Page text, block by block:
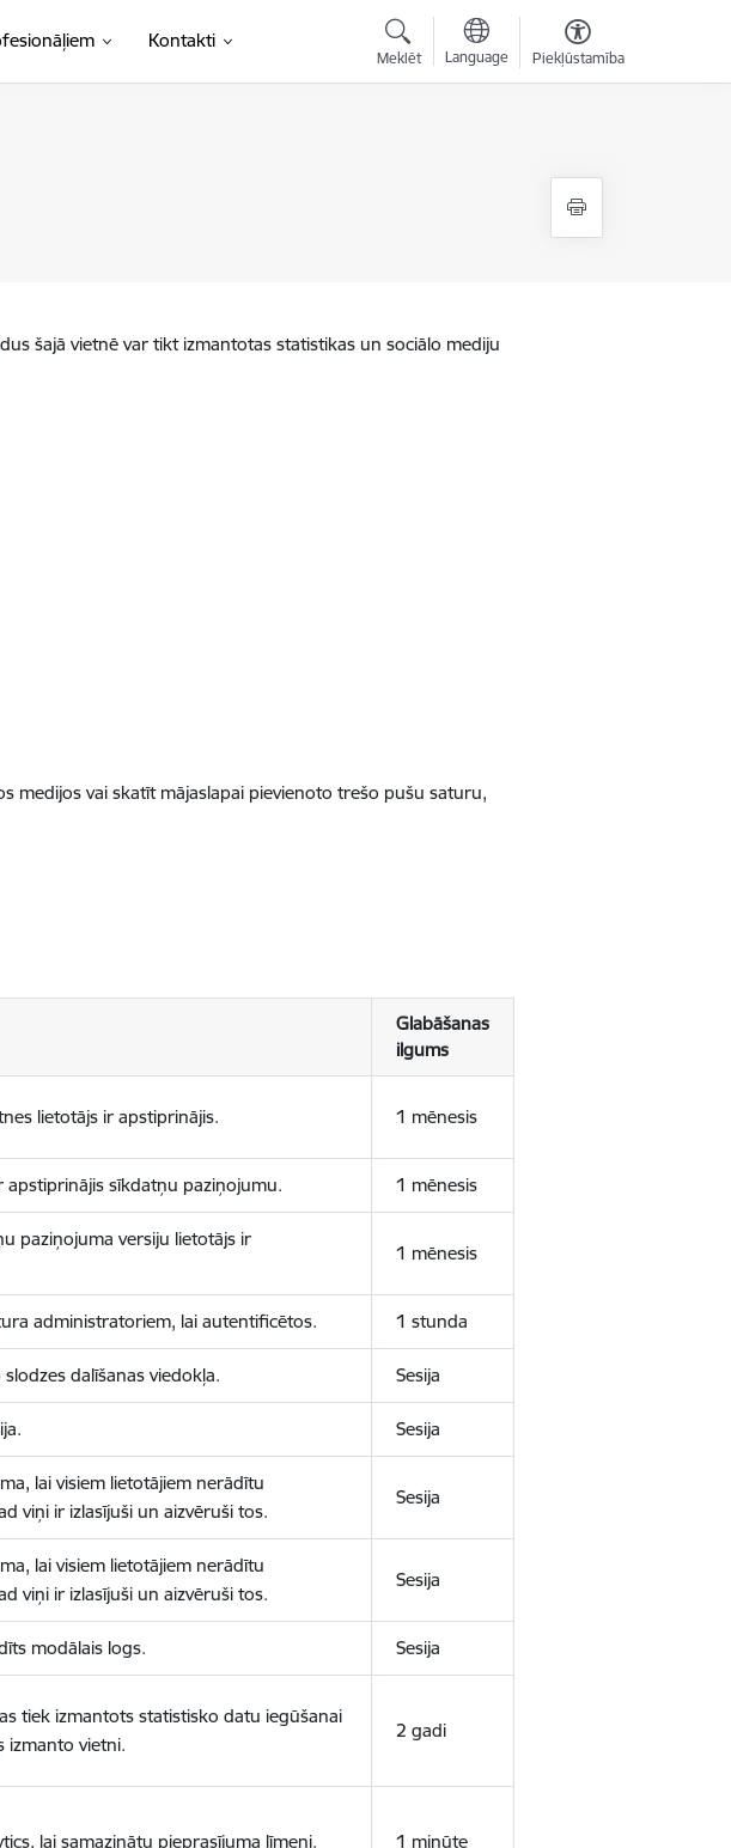
Kontakti
Meklēt Language Piekļūstamība
šajā vietnē var tikt izmantotas statistikas un sociālo mediju
medijos vai skatīt mājaslapai pievienoto trešo pušu saturu,
Glabāšanas
ilgums
lietotājs ir apstiprinājis. 1 mēnesis
apstiprinājis sīkdatņu paziņojumu. 1 mēnesis
paziņojuma versiju lietotājs ir
1 mēnesis
administratoriem, lai autentificētos. 1 stunda
dalīšanas viedokļa. Sesija
Sesija
lai visiem lietotājiem nerādītu
viņi ir izlasījuši un aizvēruši tos.
Sesija
lai visiem lietotājiem nerādītu
viņi ir izlasījuši un aizvēruši tos.
Sesija
modālais logs. Sesija
tiek izmantots statistisko datu iegūšanai
izmanto vietni.
2 gadi
lai samazinātu pieprasījuma līmeni. 1 minūte